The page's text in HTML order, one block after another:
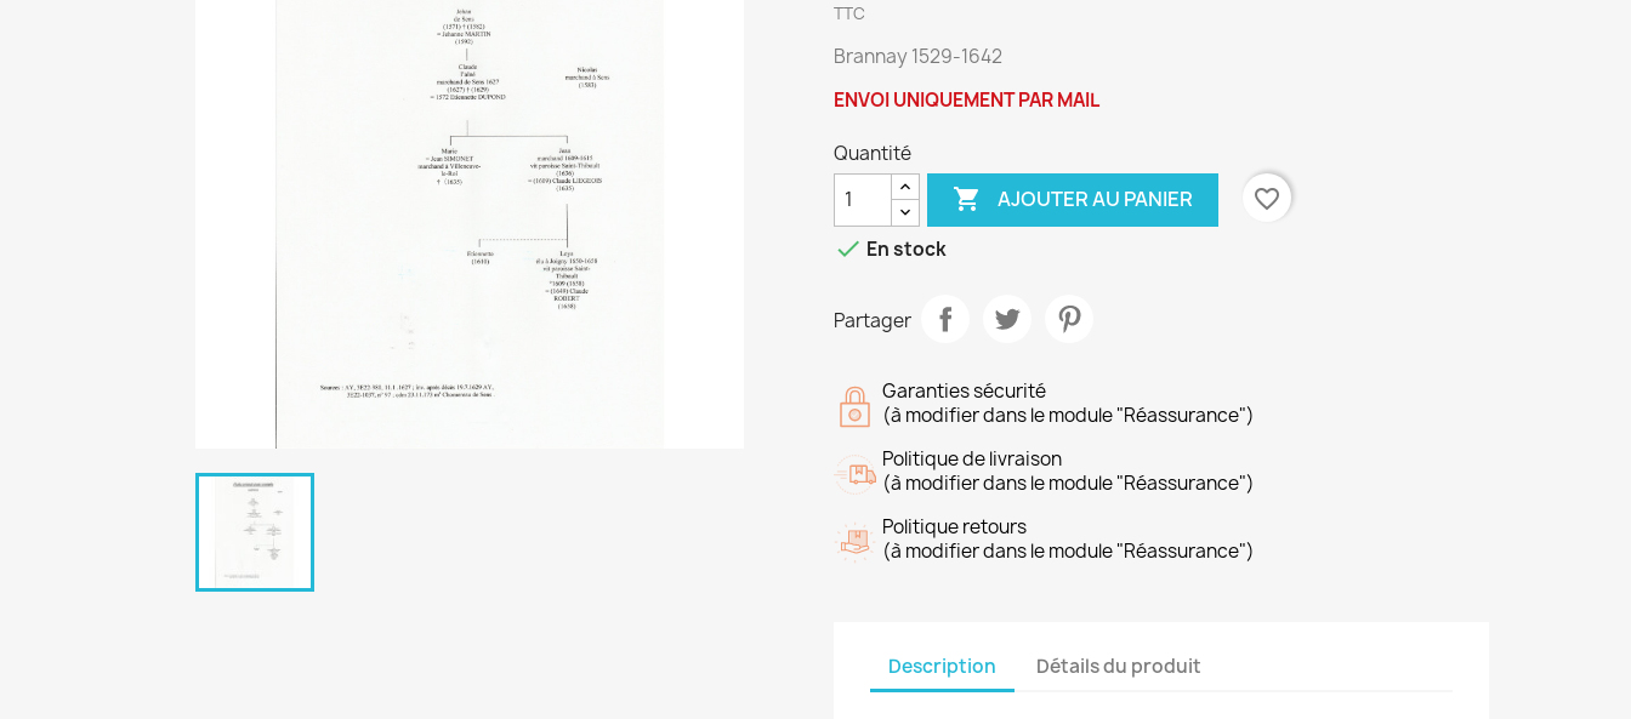
TTC
Brannay 1529-1642
ENVOI UNIQUEMENT PAR MAIL
Quantité
 AJOUTER AU PANIER
favorite_border
 En stock
Partager
Garanties sécurité
(à modifier dans le module "Réassurance")
Politique de livraison
(à modifier dans le module "Réassurance")
Politique retours
(à modifier dans le module "Réassurance")
Description Détails du produit